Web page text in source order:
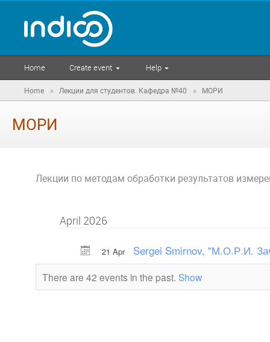
Home Create event Help
Home » Лекции для студентов. Кафедра №40 » МОРИ
МОРИ
Лекции по методам обработки результатов
April 2026
21 Apr Sergei Smirnov, "М.О.Р.И.
There are 42 events in the past. Show